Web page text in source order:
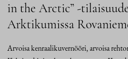
in the Arctic” -
Arktikumissa
Arvoisa kenraalikuvernööri, arvoisa